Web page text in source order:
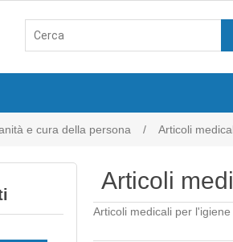
e cura della persona / Articoli
Articoli
Articoli medicali per